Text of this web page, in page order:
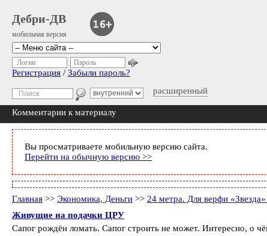
Дебри-ДВ
мобильная версия
расширенный
Логин Пароль
Регистрация / Забыли пароль?
Комментарии к материалу
Вы просматриваете мобильную версию сайта.
Перейти на обычную версию >>
Главная >> Экономика, Деньги >> 24 метра. Для верфи
Живущие на подачки ЦРУ
Сапог рождён ломать. Сапог строить не может. Интересно, о